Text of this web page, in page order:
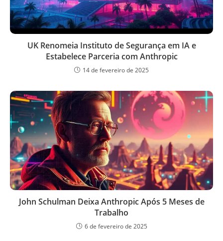
UK Renomeia Instituto de Segurança em IA e
Estabelece Parceria com Anthropic
14 de fevereiro de 2025
John Schulman Deixa Anthropic Após 5 Meses de
Trabalho
6 de fevereiro de 2025